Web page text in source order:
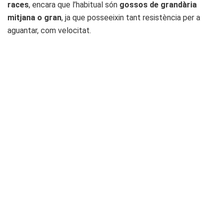
races, encara que l’habitual són gossos de grandària
mitjana o gran, ja que posseeixin tant resistència per a
aguantar, com velocitat.